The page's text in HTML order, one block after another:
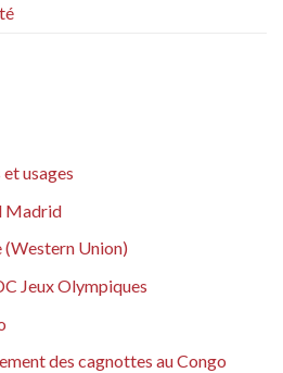
usages
Madrid
Union)
Jeux Olympiques
des cagnottes au Congo